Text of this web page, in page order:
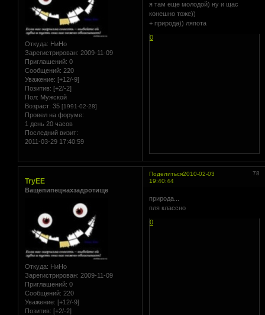
Откуда: НиНо
Зарегистрирован: 2009-11-09
Приглашений: 0
Сообщений: 220
Уважение: [+12/-9]
Позитив: [+2/-2]
Пол: Мужской
Возраст: 35 [1991-02-28]
Провел на форуме:
1 день 20 часов
Последний визит:
2011-03-29 17:40:59
я там еще молодой) ну и щас
конешно тоже))
+ природа)) ляпота
0
Поделиться 78
2010-02-03
19:40:44
TryEE
Ващепипецнахзадротище
Откуда: НиНо
Зарегистрирован: 2009-11-09
Приглашений: 0
Сообщений: 220
Уважение: [+12/-9]
Позитив: [+2/-2]
природа...
пля классно
0